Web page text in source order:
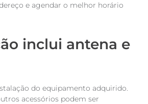
e agendar o melhor horário
inclui antena e
do equipamento adquirido.
acessórios podem ser